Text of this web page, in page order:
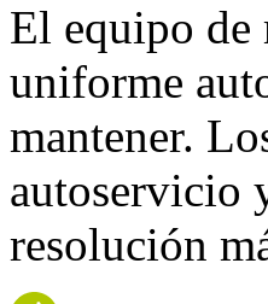
El equipo de
uniforme
mantener.
autoservicio
resolución